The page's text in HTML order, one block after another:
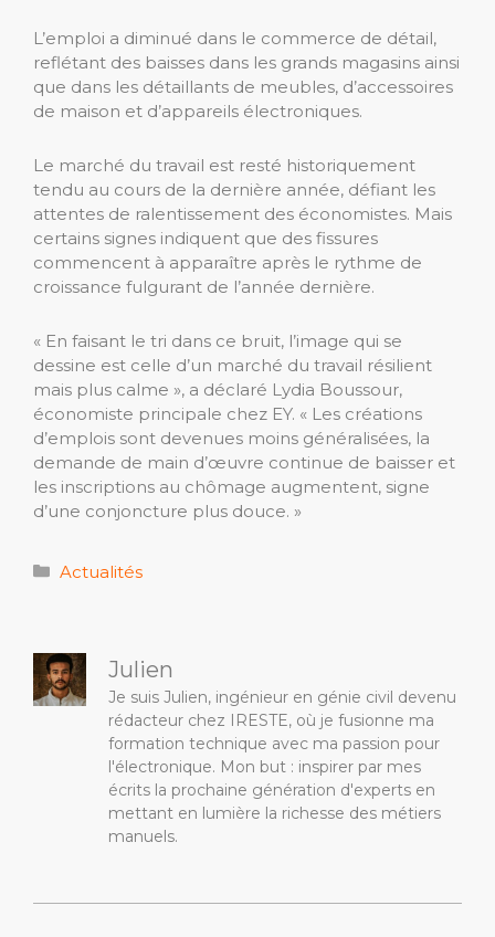
L’emploi a diminué dans le commerce de détail,
reflétant des baisses dans les grands magasins ainsi
que dans les détaillants de meubles, d’accessoires
de maison et d’appareils électroniques.
Le marché du travail est resté historiquement
tendu au cours de la dernière année, défiant les
attentes de ralentissement des économistes. Mais
certains signes indiquent que des fissures
commencent à apparaître après le rythme de
croissance fulgurant de l’année dernière.
« En faisant le tri dans ce bruit, l’image qui se
dessine est celle d’un marché du travail résilient
mais plus calme », ​​a déclaré Lydia Boussour,
économiste principale chez EY. « Les créations
d’emplois sont devenues moins généralisées, la
demande de main d’œuvre continue de baisser et
les inscriptions au chômage augmentent, signe
d’une conjoncture plus douce. »
Catégories
Actualités
Julien
Je suis Julien, ingénieur en génie civil devenu
rédacteur chez IRESTE, où je fusionne ma
formation technique avec ma passion pour
l'électronique. Mon but : inspirer par mes
écrits la prochaine génération d'experts en
mettant en lumière la richesse des métiers
manuels.